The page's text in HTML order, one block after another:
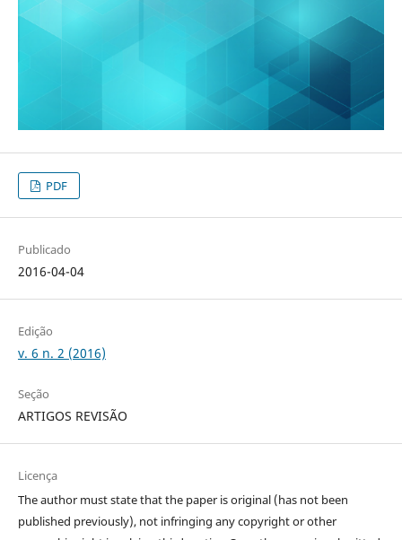
PDF
Publicado
2016-04-04
Edição
v. 6 n. 2 (2016)
Seção
ARTIGOS REVISÃO
Licença
The author must state that the paper is original (has not been
published previously), not infringing any copyright or other